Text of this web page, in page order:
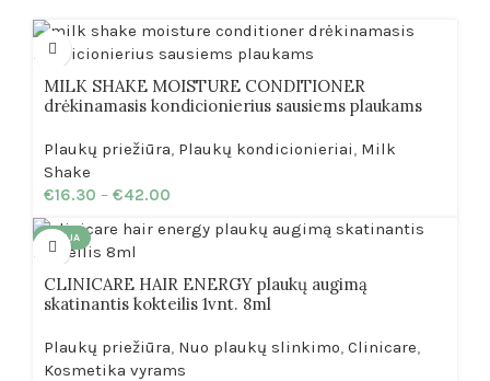
MILK SHAKE MOISTURE CONDITIONER
drėkinamasis kondicionierius sausiems plaukams
Plaukų priežiūra, Plaukų kondicionieriai, Milk
Shake
€16.30 – €42.00
AKCIJA
CLINICARE HAIR ENERGY plaukų augimą
skatinantis kokteilis 1vnt. 8ml
Plaukų priežiūra, Nuo plaukų slinkimo, Clinicare,
Kosmetika vyrams